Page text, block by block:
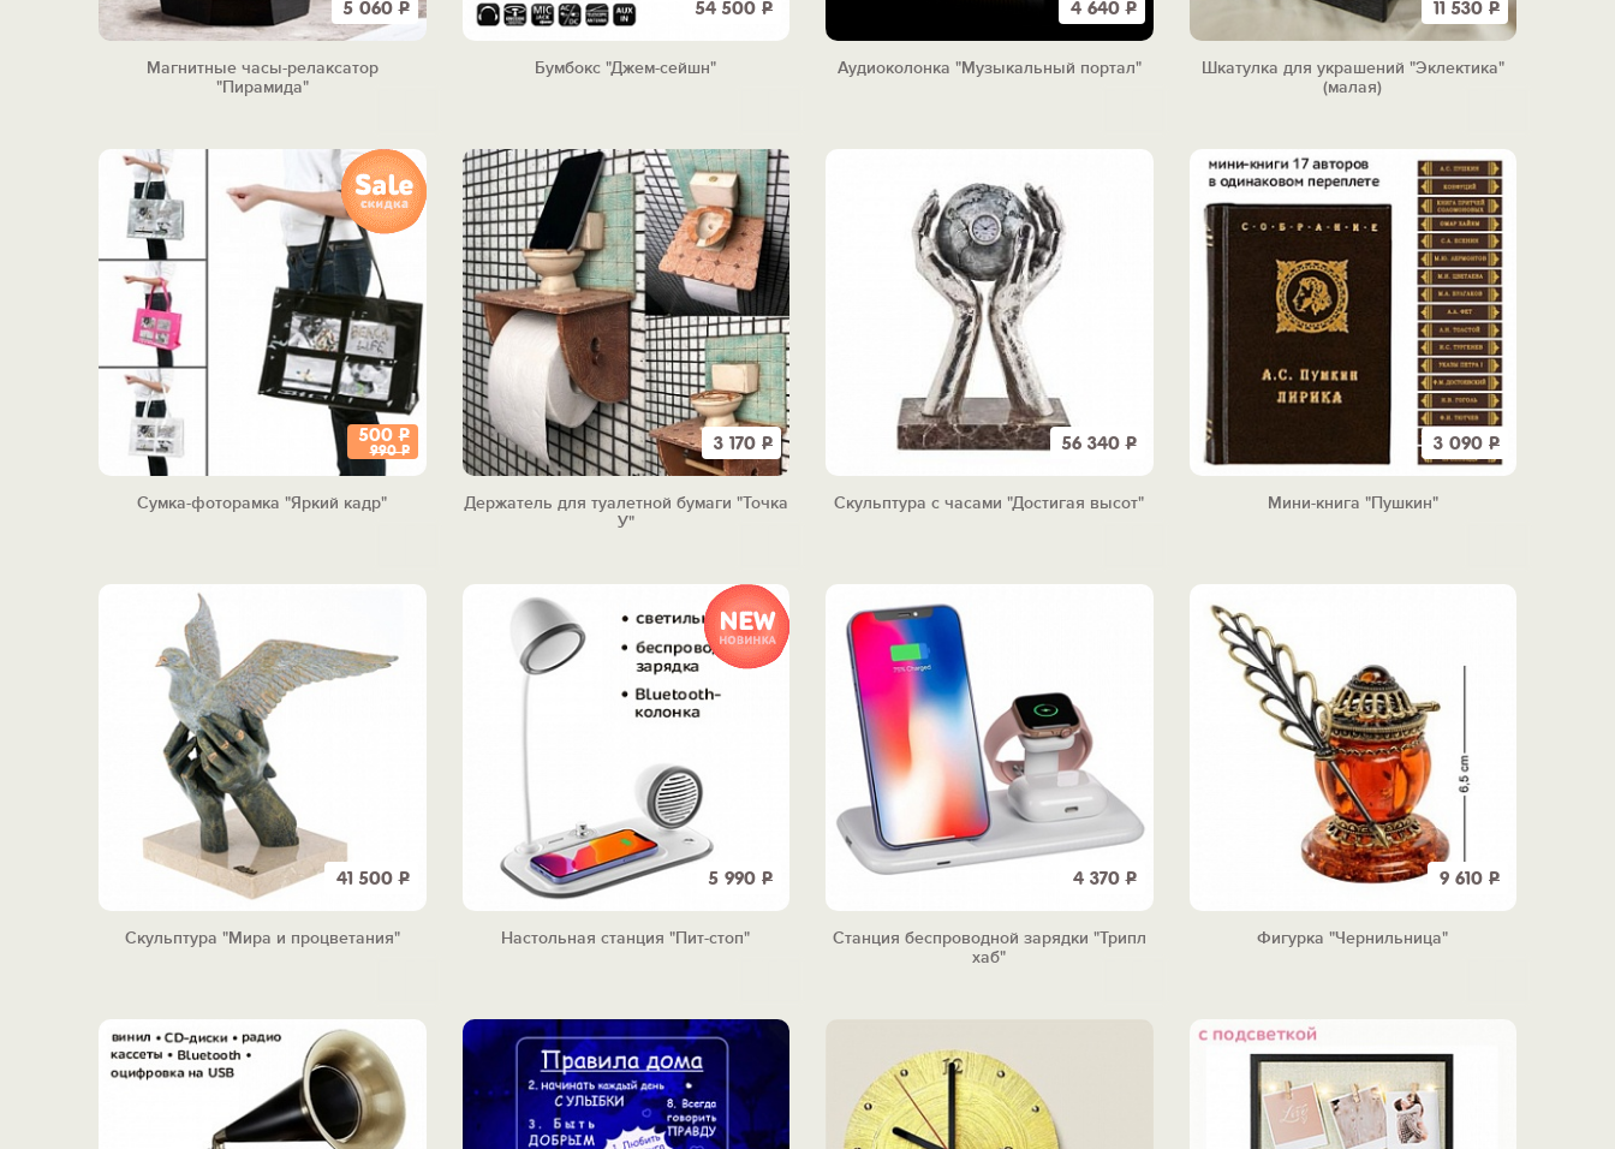
5 060Р
Магнитные часы-релаксатор
"Пирамида"
54 500 Р
Бумбокс "Джем-сейшн"
4 640Р
Аудиоколонка "Музыкальный портал"
11 530 Р
Шкатулка для украшений "Эклектика"
(малая)
500Р
990Р
Сумка-фоторамка "Яркий кадр"
3 170 Р
Держатель для туалетной бумаги "Точка
У"
56 340Р
Скульптура с часами "Достигая высот"
3 090 Р
Мини-книга "Пушкин"
41 500Р
Скульптура "Мира и процветания"
5 990 Р
Настольная станция "Пит-стоп"
4 370Р
Станция беспроводной зарядки "Трипл
хаб"
9 610 Р
Фигурка "Чернильница"